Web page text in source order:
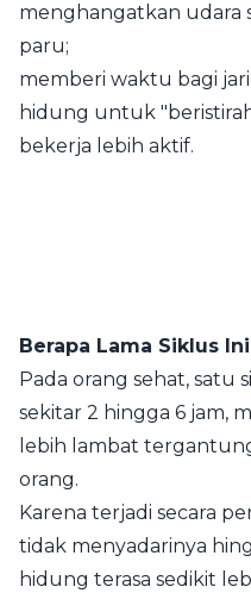
menghangatkan udara
paru;
memberi waktu bagi
hidung untuk
bekerja lebih aktif.
Berapa Lama Siklus
Pada orang sehat, satu
sekitar 2 hingga 6 jam,
lebih lambat
orang.
Karena terjadi secara
tidak menyadarinya
hidung terasa sedikit